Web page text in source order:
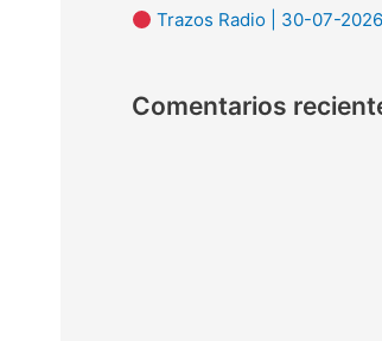
:
Trazos Radio | 30-07-2026
Comentarios